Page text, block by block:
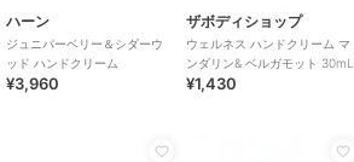
ハーン
ジュニパーベリー＆シダーウ
ッド ハンドクリーム
¥3,960
ザボディショップ
ウェルネス ハンドクリーム マ
ンダリン& ベルガモット 30mL
¥1,430